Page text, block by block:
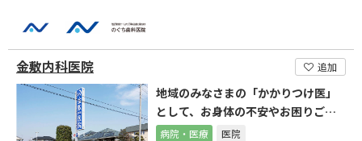
金敷内科医院 追加
地域のみなさまの「かかりつけ医」
として、お身体の不安やお困りごと
など、お気軽にご相談ください
病院・医療 医院